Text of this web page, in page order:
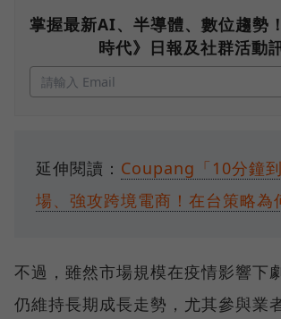
掌握最新AI、半導體、數位趨勢
時代》日報及社群活動
延伸閱讀： Coupang「10分鐘
場、強攻跨境電商！在台策略為
不過，雖然市場規模在疫情影響下
仍維持長期成長走勢，尤其參與業